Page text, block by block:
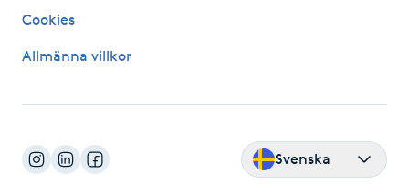
Hypnos
Cookies
Allmänna villkor
Svenska